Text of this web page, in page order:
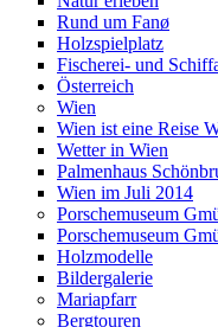
Rund um Fanø
Holzspielplatz
Fischerei- und
Österreich
Wien
Wien ist eine Reise
Wetter in Wien
Palmenhaus
Wien im Juli 2014
Porschemuseum
Porschemuseum
Holzmodelle
Bildergalerie
Mariapfarr
Bergtouren